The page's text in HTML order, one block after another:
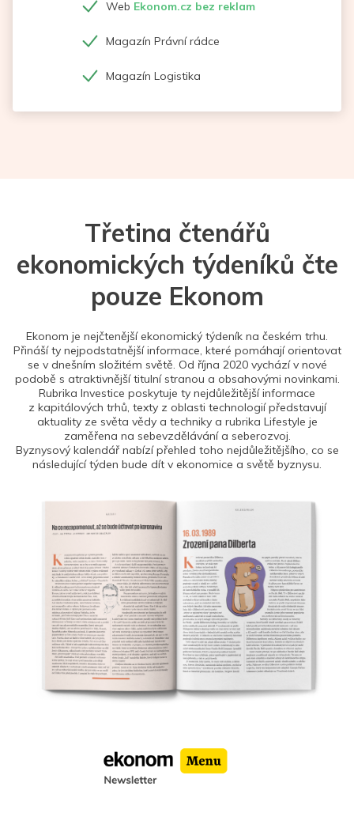
Web Ekonom.cz bez reklam
Magazín Právní rádce
Magazín Logistika
Třetina čtenářů
ekonomických týdeníků čte
pouze Ekonom
Ekonom je nejčtenější ekonomický týdeník na českém trhu.
Přináší ty nejpodstatnější informace, které pomáhají orientovat
se v dnešním složitém světě. Od října 2020 vychází v nové
podobě s atraktivnější titulní stranou a obsahovými novinkami.
Rubrika Investice poskytuje ty nejdůležitější informace
z kapitálových trhů, texty z oblasti technologií představují
aktuality ze světa vědy a techniky a rubrika Lifestyle je
zaměřena na sebevzdělávání a seberozvoj.
Byznysový kalendář nabízí přehled toho nejdůležitějšího, co se
následující týden bude dít v ekonomice a světě byznysu.